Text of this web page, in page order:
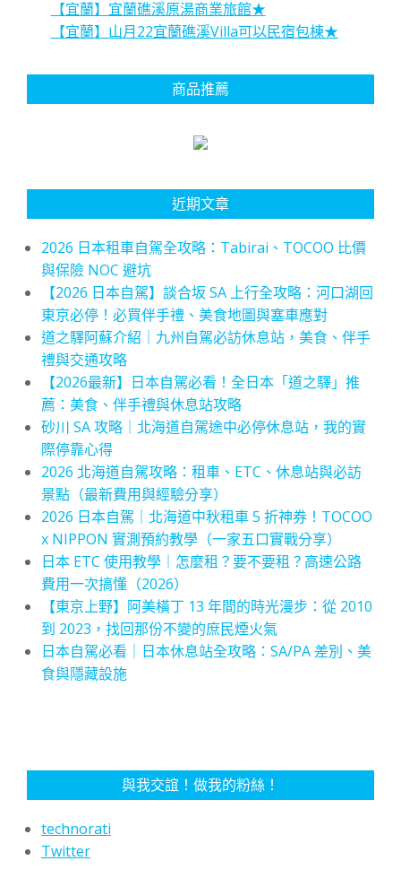
【宜蘭】宜蘭礁溪原湯商業旅館★
【宜蘭】山月22宜蘭礁溪Villa可以民宿包棟★
商品推薦
近期文章
2026 日本租車自駕全攻略：Tabirai、TOCOO 比價
與保險 NOC 避坑
【2026 日本自駕】談合坂 SA 上行全攻略：河口湖回
東京必停！必買伴手禮、美食地圖與塞車應對
道之驛阿蘇介紹｜九州自駕必訪休息站，美食、伴手
禮與交通攻略
【2026最新】日本自駕必看！全日本「道之驛」推
薦：美食、伴手禮與休息站攻略
砂川 SA 攻略｜北海道自駕途中必停休息站，我的實
際停靠心得
2026 北海道自駕攻略：租車、ETC、休息站與必訪
景點（最新費用與經驗分享）
2026 日本自駕｜北海道中秋租車 5 折神券！TOCOO
x NIPPON 實測預約教學（一家五口實戰分享）
日本 ETC 使用教學｜怎麼租？要不要租？高速公路
費用一次搞懂（2026）
【東京上野】阿美橫丁 13 年間的時光漫步：從 2010
到 2023，找回那份不變的庶民煙火氣
日本自駕必看｜日本休息站全攻略：SA/PA 差別、美
食與隱藏設施
與我交誼！做我的粉絲！
technorati
Twitter